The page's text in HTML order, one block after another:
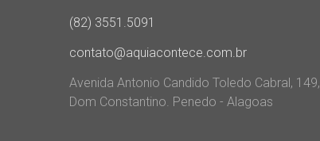
(82) 3551.5091
contato@aquiacontece.com.br
Avenida Antonio Candido Toledo Cabral, 149,
Dom Constantino. Penedo - Alagoas